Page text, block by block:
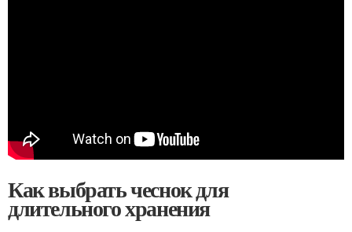
Как выбрать чеснок для
длительного хранения